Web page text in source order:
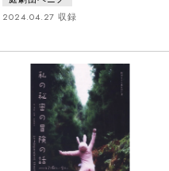
な空間。そこでは女たちが働いて
と、やがて、男が女たちのもとを
訪れる…。どこまでが本当で、ど
こからが嘘なのかわからない幻想
的な会話が続く…。川端康成の
「眠れる美女」をモチーフに、幻
想的に、儚く、不思議な物語が立
ち上がる。
2024.04.27 収録